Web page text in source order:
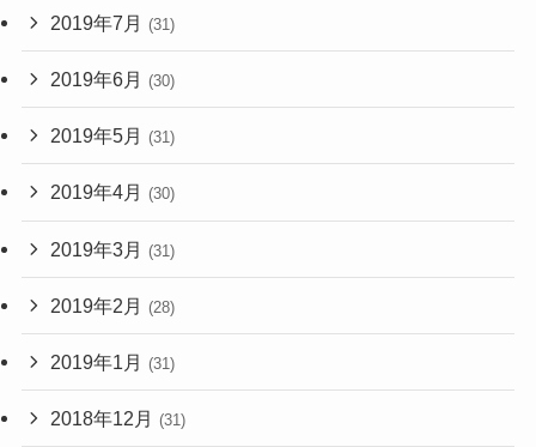
2019年7月 (31)
2019年6月 (30)
2019年5月 (31)
2019年4月 (30)
2019年3月 (31)
2019年2月 (28)
2019年1月 (31)
2018年12月 (31)